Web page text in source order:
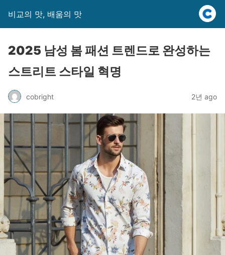
비교의 맛, 배움의 맛
2025 남성 봄 패션 트렌드로 완성하는
스트리트 스타일 혁명
cobright 2년 ago